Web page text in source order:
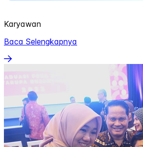
Karyawan
Baca Selengkapnya